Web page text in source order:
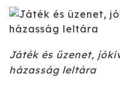
Játék és üzenet,
házasság leltára